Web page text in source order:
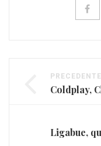
PRECEDENTE